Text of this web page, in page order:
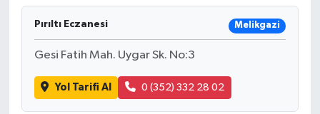
Pırıltı Eczanesi Melikgazi
Gesi Fatih Mah. Uygar Sk. No:3
Yol Tarifi Al 0 (352) 332 28 02